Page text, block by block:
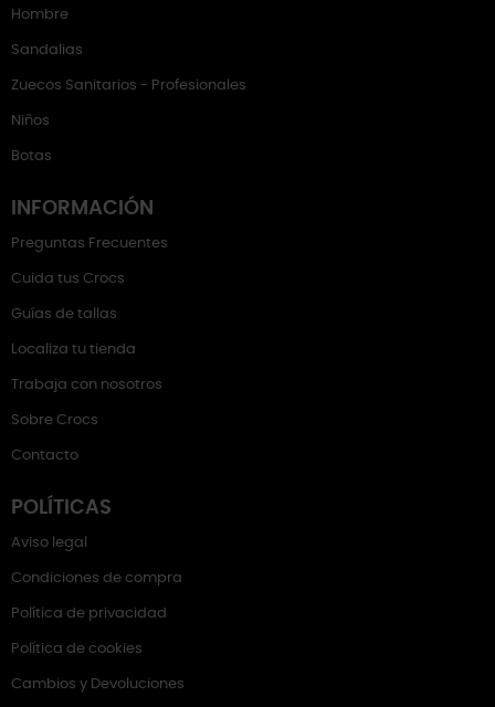
Hombre
Sandalias
Zuecos Sanitarios - Profesionales
Niños
Botas
INFORMACIÓN
Preguntas Frecuentes
Cuida tus Crocs
Guías de tallas
Localiza tu tienda
Trabaja con nosotros
Sobre Crocs
Contacto
POLÍTICAS
Aviso legal
Condiciones de compra
Política de privacidad
Política de cookies
Cambios y Devoluciones